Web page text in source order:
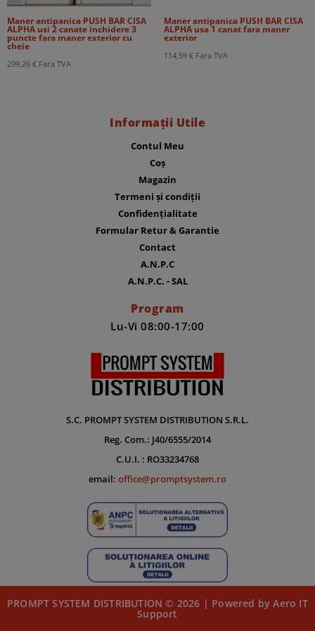
Maner antipanica PUSH BAR CISA
ALPHA usi 2 canate inchidere 3
puncte fara maner exterior cu
cheie
299,26 € Fara TVA
Maner antipanica PUSH BAR CISA
ALPHA usa 1 canat fara maner
exterior
114,59 € Fara TVA
Informații Utile
Contul Meu
Coș
Magazin
Termeni și condiții
Confidențialitate
Formular Retur & Garantie
Contact
A.N.P.C
A.N.P.C. - SAL
Program
Lu-Vi 08:00-17:00
S.C. PROMPT SYSTEM DISTRIBUTION S.R.L.
Reg. Com.: J40/6555/2014
C.U.I. : RO33234768
email: office@promptsystem.ro
PROMPT SYSTEM DISTRIBUTION © 2026 | Powered by Aero IT
Support